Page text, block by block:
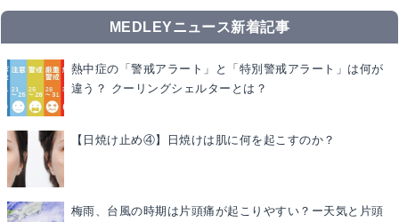
MEDLEYニュース新着記事
熱中症の「警戒アラート」と「特別警戒アラート」は何が
違う？ クーリングシェルターとは？
【日焼け止め④】日焼けは肌に何を起こすのか？
梅雨、台風の時期は片頭痛が起こりやすい？ー天気と片頭